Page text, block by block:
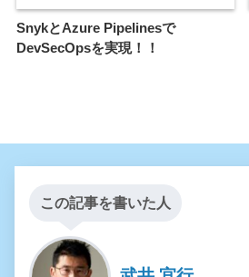
SnykとAzure Pipelinesで
DevSecOpsを実現！！
この記事を書いた人